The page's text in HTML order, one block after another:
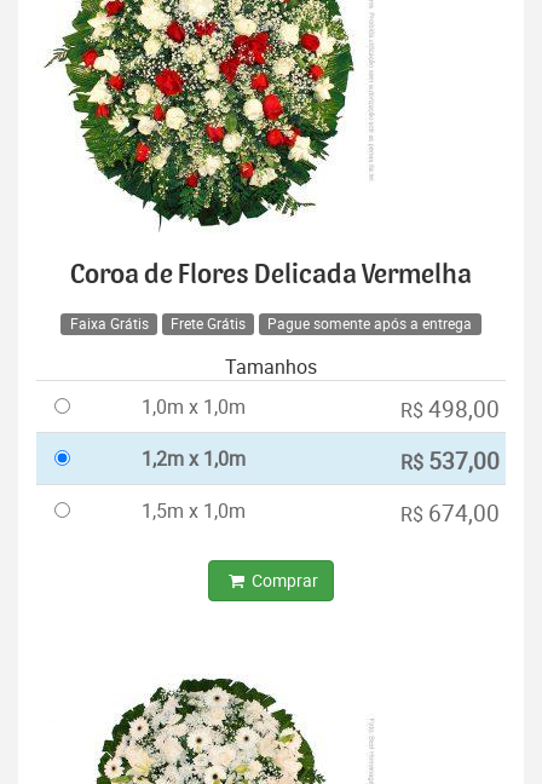
Coroa de Flores Delicada Vermelha
Faixa Grátis Frete Grátis Pague somente após a entrega
Tamanhos
1,0m x 1,0m
R$ 498,00
1,2m x 1,0m R$ 537,00
1,5m x 1,0m R$ 674,00
Comprar